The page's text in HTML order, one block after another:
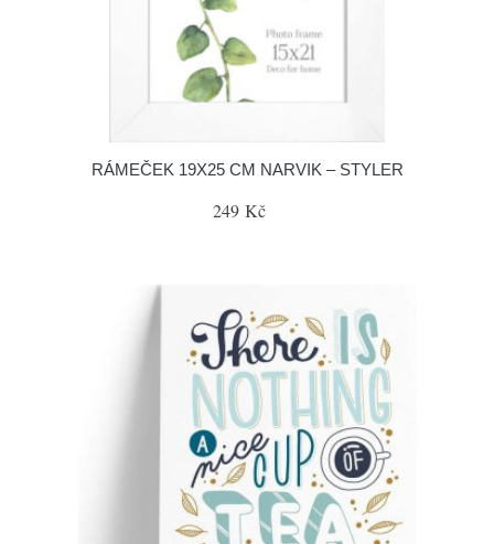
RÁMEČEK 19X25 CM NARVIK – STYLER
249 Kč